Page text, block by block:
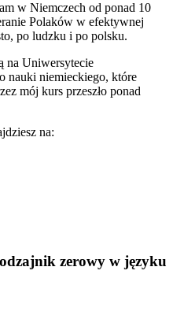
w Niemczech od ponad 10
Polaków w efektywnej
po ludzku i po polsku.
na Uniwersytecie
nauki niemieckiego, które
mój kurs przeszło ponad
na:
zerowy w języku